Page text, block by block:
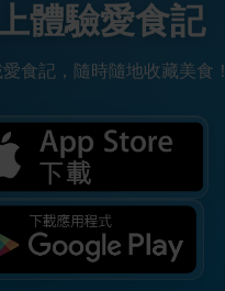
體驗愛食記
食記，隨時隨地收藏美食！